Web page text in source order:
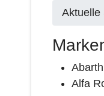
Aktuelle
Abarth
Alfa